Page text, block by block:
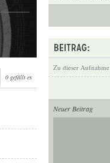
Zu dieser
Neuer Beitrag
0 gefällt es